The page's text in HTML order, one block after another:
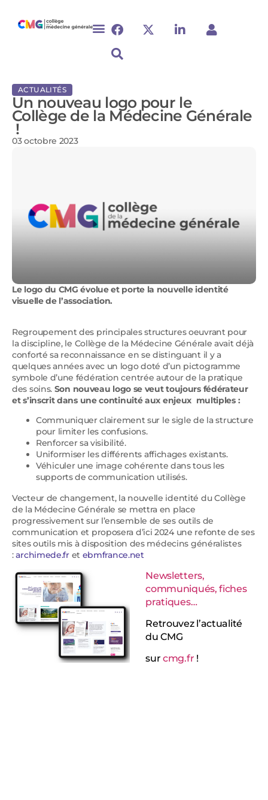
ACTUALITÉS
Un nouveau logo pour le
Collège de la Médecine Générale
!
03 octobre 2023
Le logo du CMG évolue et porte la nouvelle identité
visuelle de l’association.
Regroupement des principales structures oeuvrant pour
la discipline, le Collège de la Médecine Générale avait déjà
conforté sa reconnaissance en se distinguant il y a
quelques années avec un logo doté d’un pictogramme
symbole d’une fédération centrée autour de la pratique
des soins. Son nouveau logo se veut toujours fédérateur
et s’inscrit dans une continuité aux enjeux multiples :
Communiquer clairement sur le sigle de la structure
pour limiter les confusions.
Renforcer sa visibilité.
Uniformiser les différents affichages existants.
Véhiculer une image cohérente dans tous les
supports de communication utilisés.
Vecteur de changement, la nouvelle identité du Collège
de la Médecine Générale se mettra en place
progressivement sur l’ensemble de ses outils de
communication et proposera d’ici 2024 une refonte de ses
sites outils mis à disposition des médecins généralistes
:archimede.fret ebmfrance.net
Newsletters,
communiqués, fiches
pratiques…
Retrouvez l’actualité
du CMG
surcmg.fr !